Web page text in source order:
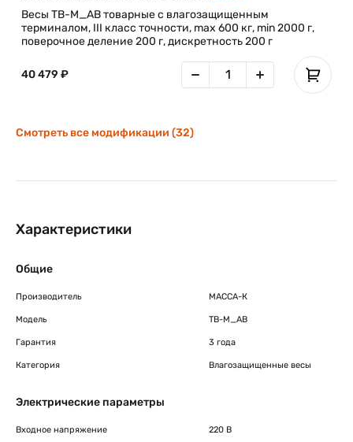
Весы TB-M_AB товарные с влагозащищенным
терминалом, III класс точности, max 600 кг, min 2000 г,
поверочное деление 200 г, дискретность 200 г
40 479 ₽
Смотреть все модификации (32)
Характеристики
Общие
Производитель МАССА-К
Модель TB-M_AB
Гарантия 3 года
Категория Влагозащищенные весы
Электрические параметры
Входное напряжение 220 В